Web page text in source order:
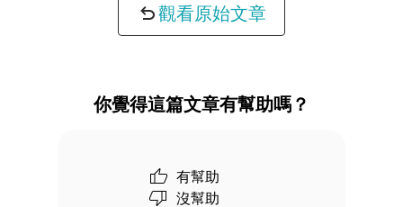
觀看原始文章
你覺得這篇文章有幫助嗎？
有幫助
沒幫助